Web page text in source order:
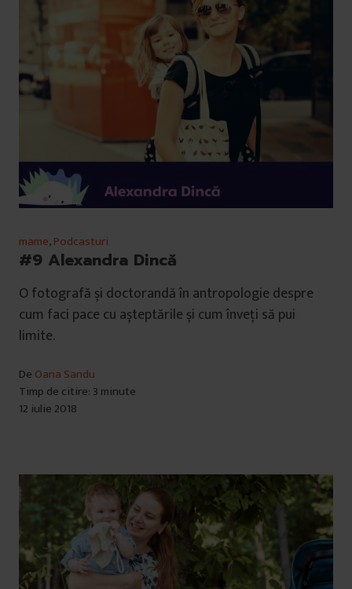
mame,Podcasturi
#9 Alexandra Dincă
O fotografă și doctorandă în antropologie despre
cum faci pace cu așteptările și cum înveți să pui
limite.
De Oana Sandu
Timp de citire: 3 minute
12 iulie 2018